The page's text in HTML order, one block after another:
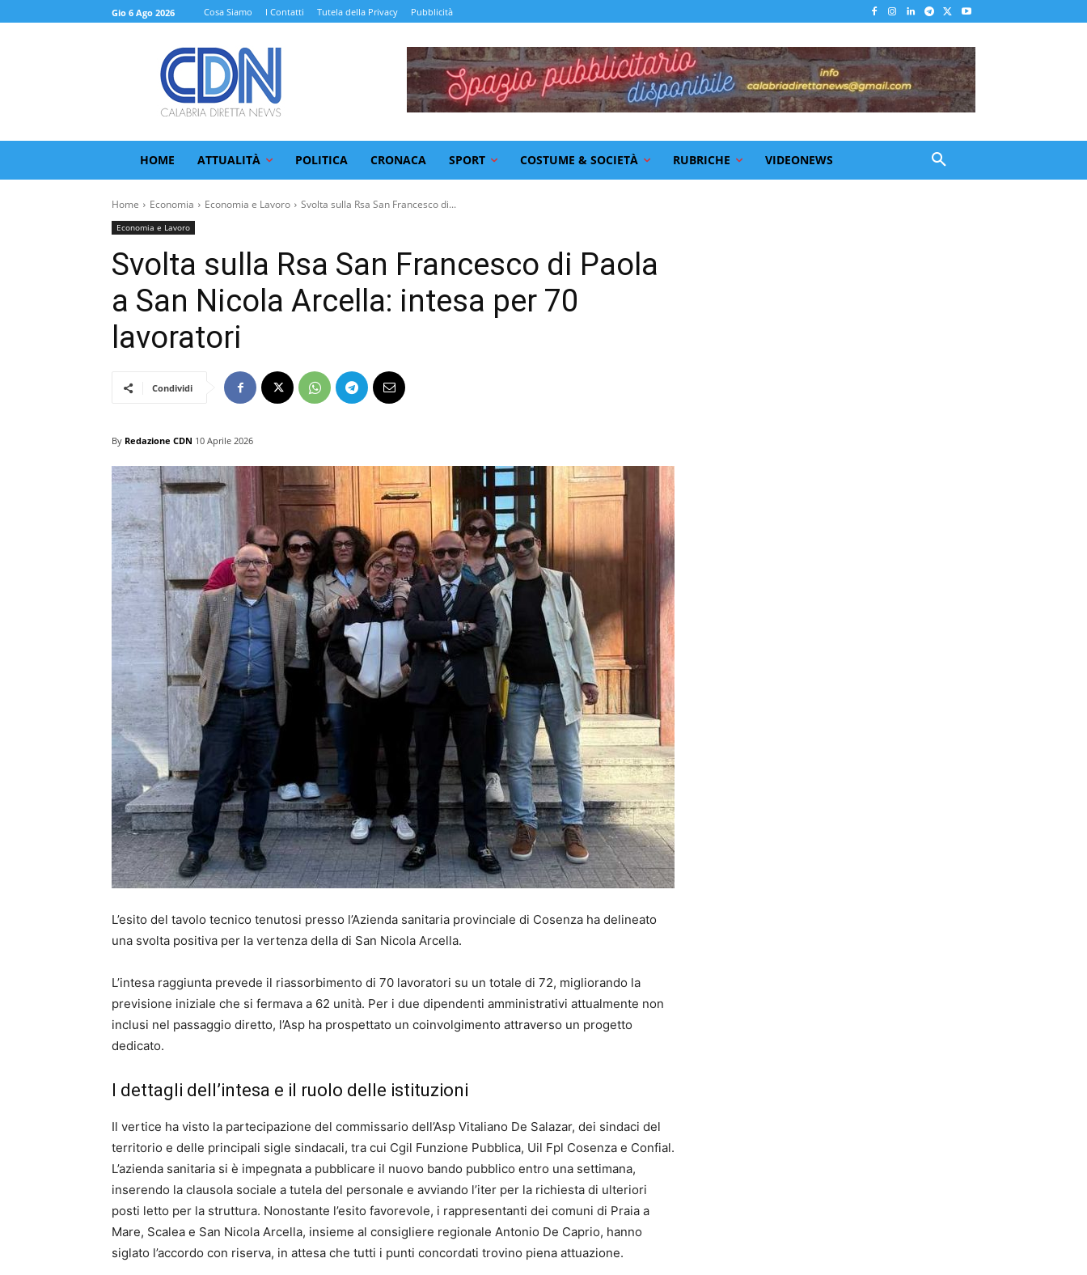
Gio 6 Ago 2026 Cosa Siamo I Contatti Tutela della Privacy Pubblicità
HOME ATTUALITÀ POLITICA CRONACA SPORT COSTUME & SOCIETÀ RUBRICHE VIDEONEWS
Home Economia Economia e Lavoro Svolta sulla Rsa San Francesco di...
Economia e Lavoro
Svolta sulla Rsa San Francesco di Paola
a San Nicola Arcella: intesa per 70
lavoratori
Condividi
By Redazione CDN 10 Aprile 2026
L’esito del tavolo tecnico tenutosi presso l’Azienda sanitaria provinciale di Cosenza ha delineato
una svolta positiva per la vertenza della di San Nicola Arcella.
L’intesa raggiunta prevede il riassorbimento di 70 lavoratori su un totale di 72, migliorando la
previsione iniziale che si fermava a 62 unità. Per i due dipendenti amministrativi attualmente non
inclusi nel passaggio diretto, l’Asp ha prospettato un coinvolgimento attraverso un progetto
dedicato.
I dettagli dell’intesa e il ruolo delle istituzioni
Il vertice ha visto la partecipazione del commissario dell’Asp Vitaliano De Salazar, dei sindaci del
territorio e delle principali sigle sindacali, tra cui Cgil Funzione Pubblica, Uil Fpl Cosenza e Confial.
L’azienda sanitaria si è impegnata a pubblicare il nuovo bando pubblico entro una settimana,
inserendo la clausola sociale a tutela del personale e avviando l’iter per la richiesta di ulteriori
posti letto per la struttura. Nonostante l’esito favorevole, i rappresentanti dei comuni di Praia a
Mare, Scalea e San Nicola Arcella, insieme al consigliere regionale Antonio De Caprio, hanno
siglato l’accordo con riserva, in attesa che tutti i punti concordati trovino piena attuazione.